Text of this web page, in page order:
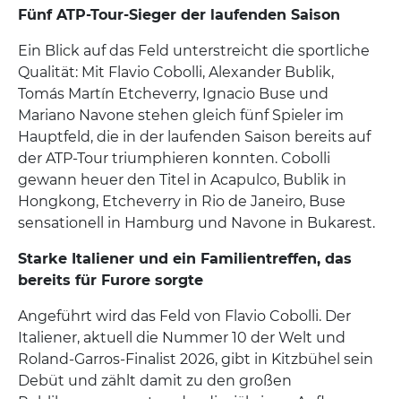
Fünf ATP-Tour-Sieger der laufenden Saison
Ein Blick auf das Feld unterstreicht die sportliche
Qualität: Mit Flavio Cobolli, Alexander Bublik,
Tomás Martín Etcheverry, Ignacio Buse und
Mariano Navone stehen gleich fünf Spieler im
Hauptfeld, die in der laufenden Saison bereits auf
der ATP-Tour triumphieren konnten. Cobolli
gewann heuer den Titel in Acapulco, Bublik in
Hongkong, Etcheverry in Rio de Janeiro, Buse
sensationell in Hamburg und Navone in Bukarest.
Starke Italiener und ein Familientreffen, das
bereits für Furore sorgte
Angeführt wird das Feld von Flavio Cobolli. Der
Italiener, aktuell die Nummer 10 der Welt und
Roland-Garros-Finalist 2026, gibt in Kitzbühel sein
Debüt und zählt damit zu den großen